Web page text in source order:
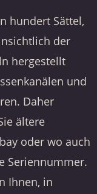
hundert Sättel,
der
hergestellt
und
Daher
ältere
oder wo auch
Seriennummer.
Ihnen, in